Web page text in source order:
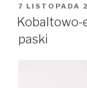
W
7 LISTOPADA
Kobaltowo-
paski